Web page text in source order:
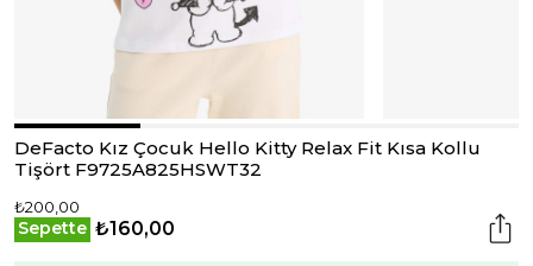
DeFacto Kız Çocuk Hello Kitty Relax Fit Kısa Kollu
Tişört F9725A825HSWT32
₺200,00
Sepette ₺160,00